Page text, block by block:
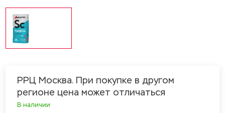
РРЦ Москва. При покупке в другом
регионе цена может отличаться
В наличии